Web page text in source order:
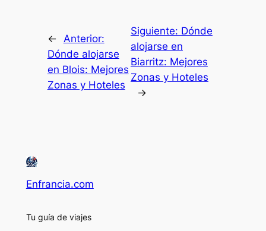
← Anterior:
Dónde alojarse
en Blois: Mejores
Zonas y Hoteles
Siguiente: Dónde
alojarse en
Biarritz: Mejores
Zonas y Hoteles
→
Enfrancia.com
Tu guía de viajes